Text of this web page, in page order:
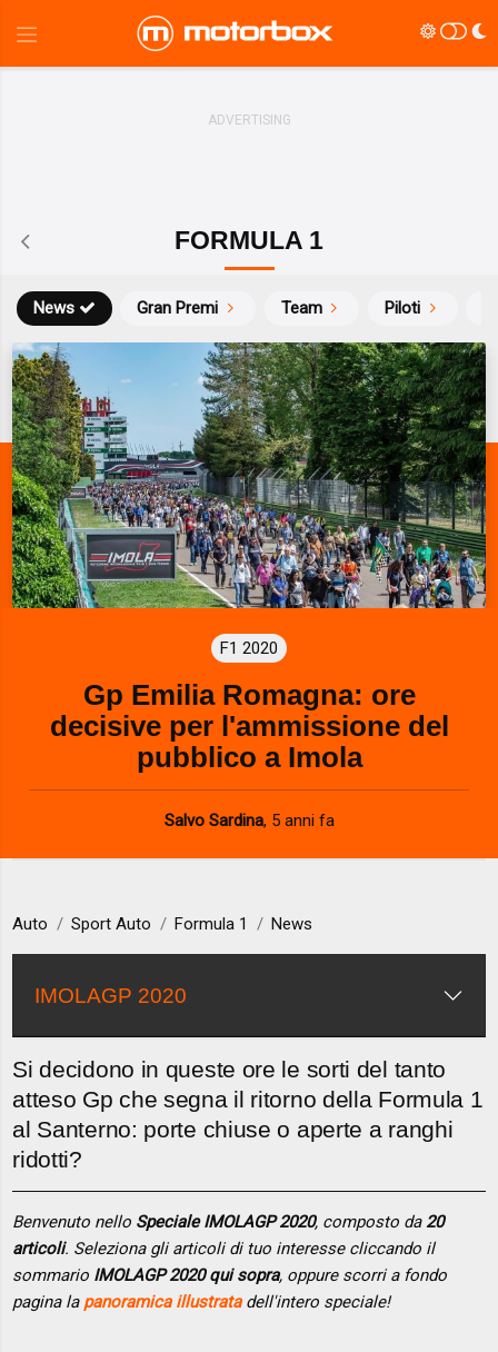
FORMULA 1
News Gran Premi Team Piloti
F1 2020
Gp Emilia Romagna: ore
decisive per l'ammissione del
pubblico a Imola
Salvo Sardina, 5 anni fa
Auto Sport Auto Formula 1 News
IMOLAGP 2020
Si decidono in queste ore le sorti del tanto
atteso Gp che segna il ritorno della Formula 1
al Santerno: porte chiuse o aperte a ranghi
ridotti?
Benvenuto nello Speciale IMOLAGP 2020, composto da 20
articoli. Seleziona gli articoli di tuo interesse cliccando il
sommario IMOLAGP 2020 qui sopra, oppure scorri a fondo
pagina la panoramica illustratadell'intero speciale!